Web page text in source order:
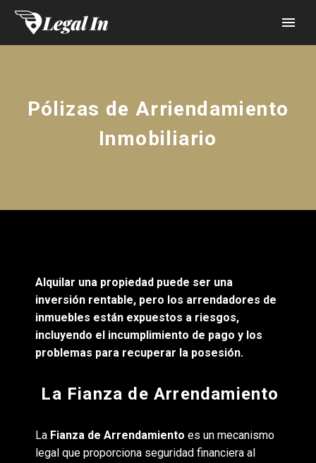
Pólizas de Arriendamiento
Inmobiliario
Alquilar una propiedad puede ser una
inversión rentable, pero los arrendadores de
inmuebles están expuestos a riesgos,
incluyendo el incumplimiento de pago y los
problemas para recuperar la posesión.
️ La Fianza de Arrendamiento
La Fianza de Arrendamiento es un mecanismo
legal que proporciona seguridad financiera al